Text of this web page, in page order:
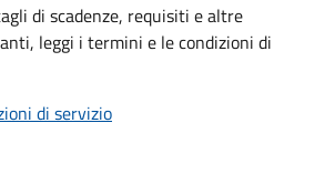
di scadenze, requisiti e altre
leggi i termini e le condizioni di
di servizio